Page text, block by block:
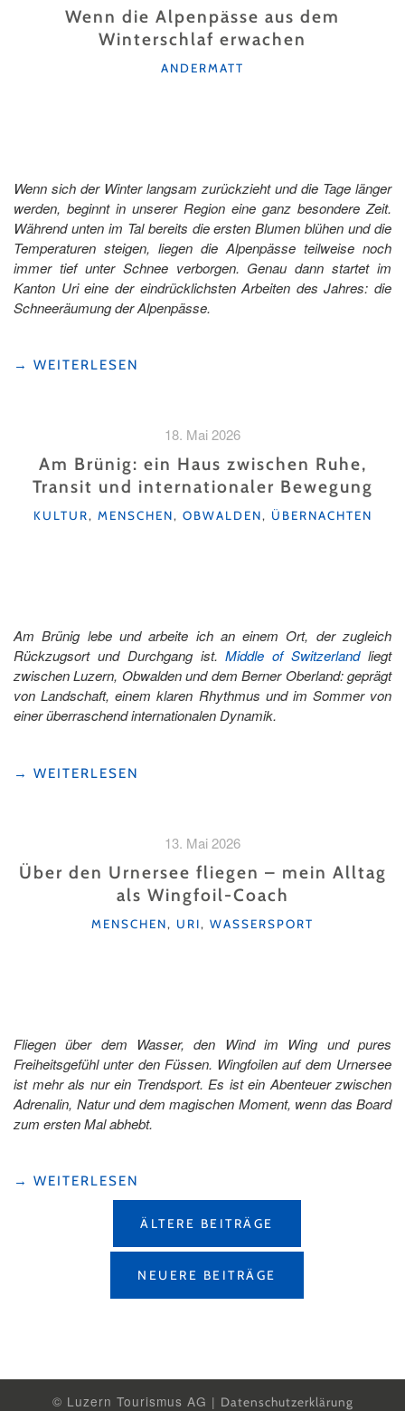
LAUSCHIGENWenn die Alpenpässe aus dem
Winterschlaf erwachen
KATEGORIEN
ANDERMATT
Wenn sich der Winter langsam zurückzieht und die Tage länger
werden, beginnt in unserer Region eine ganz besondere Zeit.
Während unten im Tal bereits die ersten Blumen blühen und die
Temperaturen steigen, liegen die Alpenpässe teilweise noch
immer tief unter Schnee verborgen. Genau dann startet im
Kanton Uri eine der eindrücklichsten Arbeiten des Jahres: die
Schneeräumung der Alpenpässe.
"WENN
WINTERSCHLAF
ERWACHEN"
→ WEITERLESEN
18. Mai 2026
Am Brünig: ein Haus zwischen Ruhe,
Transit und internationaler Bewegung
KATEGORIEN
KULTUR, MENSCHEN, OBWALDEN, ÜBERNACHTEN
Am Brünig lebe und arbeite ich an einem Ort, der zugleich
Rückzugsort und Durchgang ist.Middle of Switzerlandliegt
zwischen Luzern, Obwalden und dem Berner Oberland: geprägt
von Landschaft, einem klaren Rhythmus und im Sommer von
einer überraschend internationalen Dynamik.
"AM
RUHE,
INTERNATIONALER
→ WEITERLESEN
13. Mai 2026
Über den Urnersee fliegen – mein Alltag
als Wingfoil-Coach
KATEGORIEN
MENSCHEN, URI, WASSERSPORT
Fliegen über dem Wasser, den Wind im Wing und pures
Freiheitsgefühl unter den Füssen. Wingfoilen auf dem Urnersee
ist mehr als nur ein Trendsport. Es ist ein Abenteuer zwischen
Adrenalin, Natur und dem magischen Moment, wenn das Board
zum ersten Mal abhebt.
"ÜBER
→ WEITERLESEN
BEITRAGSNAVIGATION
ÄLTERE BEITRÄGE
NEUERE BEITRÄGE
© Luzern Tourismus AG | Datenschutzerklärung